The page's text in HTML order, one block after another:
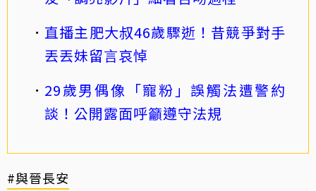
直播主肥大叔46歲驟逝！昔競爭對手
丟丟妹留言哀悼
29歲男偶像「寵粉」誤觸法遭警約
談！公開露面呼籲遵守法規
#與晉長安